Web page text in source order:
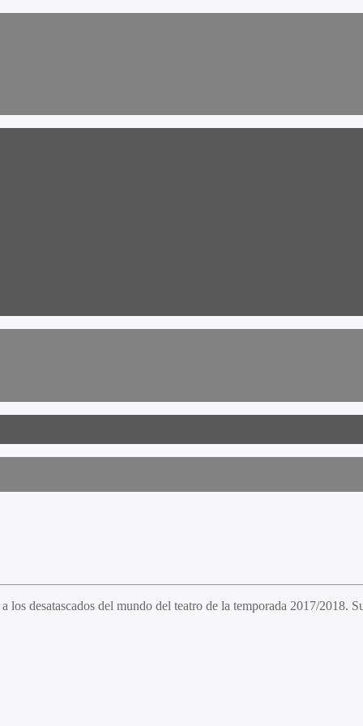
desatascados del mundo del teatro de la temporada 2017/2018.